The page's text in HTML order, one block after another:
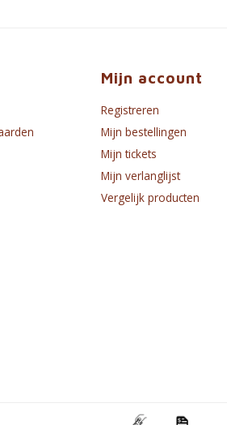
Mijn account
Registreren
Mijn bestellingen
Mijn tickets
Mijn verlanglijst
Vergelijk producten